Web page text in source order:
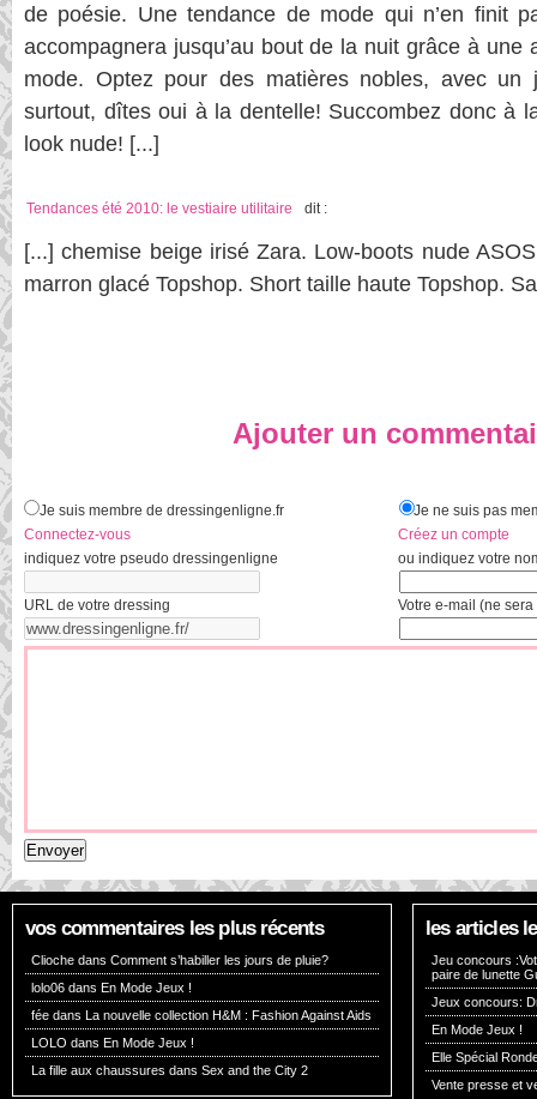
de poésie. Une tendance de mode qui n’en finit
accompagnera jusqu’au bout de la nuit grâce à une
mode. Optez pour des matières nobles, avec un
surtout, dîtes oui à la dentelle! Succombez donc à
look nude! [...]
Tendances été 2010: le vestiaire utilitaire dit :
[...] chemise beige irisé Zara. Low-boots nude
marron glacé Topshop. Short taille haute Topshop.
Ajouter un
Je suis membre de dressingenligne.fr
Connectez-vous
indiquez votre pseudo dressingenligne
URL de votre dressing
Je ne suis pas
Créez un compte
ou indiquez votre
Votre e-mail (ne
vos commentaires les plus récents
Clioche dans Comment s’habiller les jours de pluie?
lolo06 dans En Mode Jeux !
fée dans La nouvelle collection H&M : Fashion Against Aids
LOLO dans En Mode Jeux !
La fille aux chaussures dans Sex and the City 2
les articles
Jeu concours
paire de lunette
Jeux concours:
En Mode Jeux !
Elle Spécial
Vente presse et